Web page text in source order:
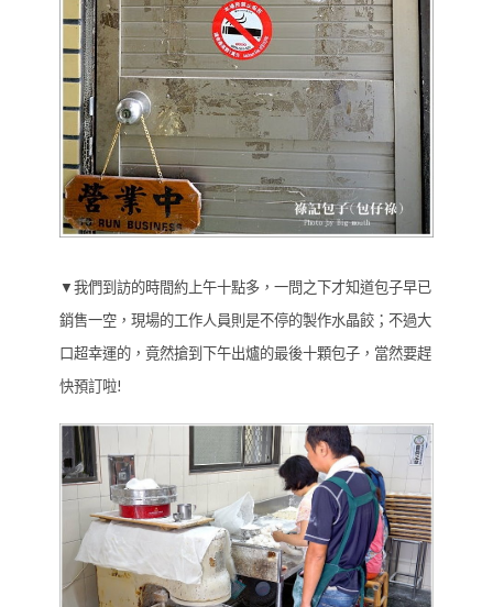
▼我們到訪的時間約上午十點多，一問之下才知道包子早已
銷售一空，現場的工作人員則是不停的製作水晶餃；不過大
口超幸運的，竟然搶到下午出爐的最後十顆包子，當然要趕
快預訂啦!